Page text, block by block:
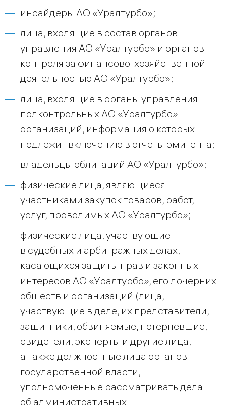
инсайдеры АО «Уралтурбо»;
лица, входящие в состав органов
управления АО «Уралтурбо» и органов
контроля за финансово-хозяйственной
деятельностью АО «Уралтурбо»;
лица, входящие в органы управления
подконтрольных АО «Уралтурбо»
организаций, информация о которых
подлежит включению в отчеты эмитента;
владельцы облигаций АО «Уралтурбо»;
физические лица, являющиеся
участниками закупок товаров, работ,
услуг, проводимых АО «Уралтурбо»;
физические лица, участвующие
в судебных и арбитражных делах,
касающихся защиты прав и законных
интересов АО «Уралтурбо», его дочерних
обществ и организаций (лица,
участвующие в деле, их представители,
защитники, обвиняемые, потерпевшие,
свидетели, эксперты и другие лица,
а также должностные лица органов
государственной власти,
уполномоченные рассматривать дела
об административных